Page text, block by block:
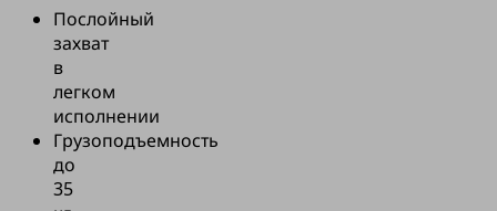
Послойный
захват
в
легком
исполнении
Грузоподъемность
до
35